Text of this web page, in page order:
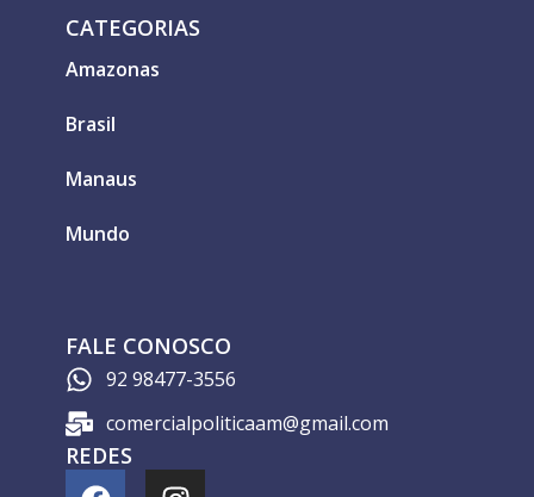
CATEGORIAS
Amazonas
Brasil
Manaus
Mundo
FALE CONOSCO
92 98477-3556
comercialpoliticaam@gmail.com
REDES
F
I